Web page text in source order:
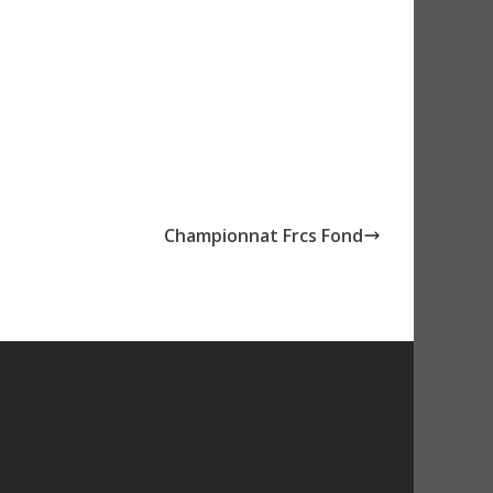
Championnat Frcs Fond